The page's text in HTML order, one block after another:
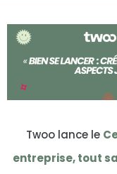
Twoo lance le
entreprise, tout